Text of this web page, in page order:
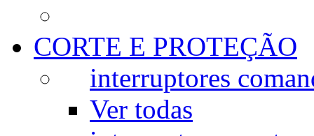
CORTE E PROTEÇÃO
interruptores
Ver todas